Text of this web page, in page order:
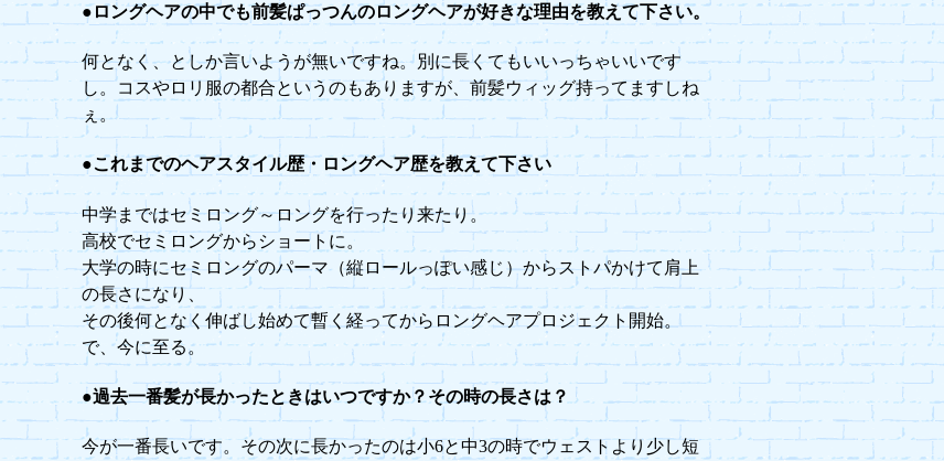
●ロングヘアの中でも前髪ぱっつんのロングヘアが好きな理由を教えて下さい。
何となく、としか言いようが無いですね。別に長くてもいいっちゃいいです
し。コスやロリ服の都合というのもありますが、前髪ウィッグ持ってますしね
ぇ。
●これまでのヘアスタイル歴・ロングヘア歴を教えて下さい
中学まではセミロング～ロングを行ったり来たり。
高校でセミロングからショートに。
大学の時にセミロングのパーマ（縦ロールっぽい感じ）からストパかけて肩上
の長さになり、
その後何となく伸ばし始めて暫く経ってからロングヘアプロジェクト開始。
で、今に至る。
●過去一番髪が長かったときはいつですか？その時の長さは？
今が一番長いです。その次に長かったのは小6と中3の時でウェストより少し短